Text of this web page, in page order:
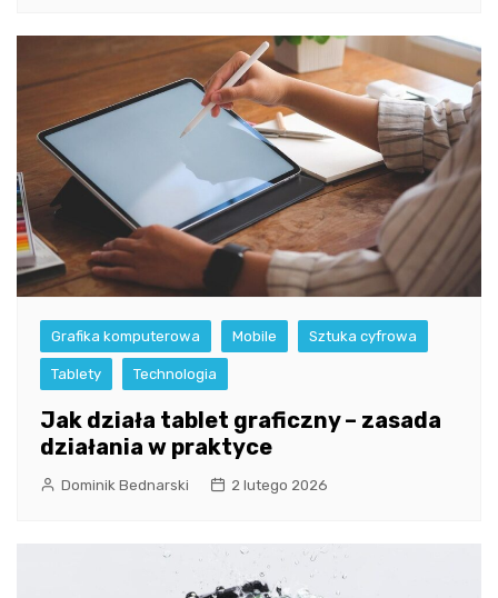
Grafika komputerowa Mobile Sztuka cyfrowa
Tablety Technologia
Jak działa tablet graficzny – zasada
działania w praktyce
Dominik Bednarski 2 lutego 2026